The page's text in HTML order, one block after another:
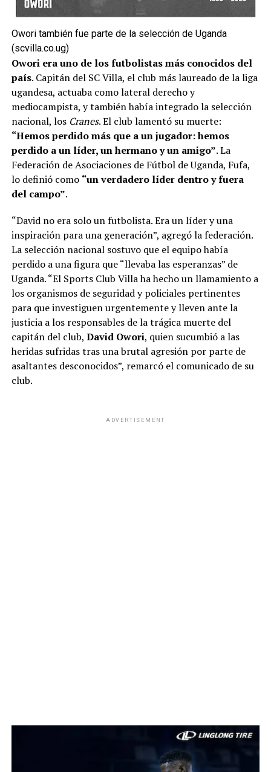
Owori también fue parte de la selección de Uganda
(scvilla.co.ug)
Owori era uno de los futbolistas más conocidos del
país. Capitán del SC Villa, el club más laureado de la liga
ugandesa, actuaba como lateral derecho y
mediocampista, y también había integrado la selección
nacional, los Cranes. El club lamentó su muerte:
“Hemos perdido más que a un jugador: hemos
perdido a un líder, un hermano y un amigo”. La
Federación de Asociaciones de Fútbol de Uganda, Fufa,
lo definió como “un verdadero líder dentro y fuera
del campo”.
“David no era solo un futbolista. Era un líder y una
inspiración para una generación”, agregó la federación.
La selección nacional sostuvo que el equipo había
perdido a una figura que “llevaba las esperanzas” de
Uganda. “El Sports Club Villa ha hecho un llamamiento a
los organismos de seguridad y policiales pertinentes
para que investiguen urgentemente y lleven ante la
justicia a los responsables de la trágica muerte del
capitán del club, David Owori, quien sucumbió a las
heridas sufridas tras una brutal agresión por parte de
asaltantes desconocidos”, remarcó el comunicado de su
club.
ADVERTISEMENT